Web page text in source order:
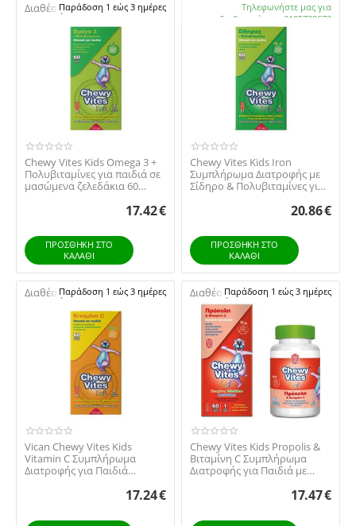
Διαθέσιμο:Παράδοση 1 εώς 3 ημέρες
Chewy Vites Kids Omega 3 +
Πολυβιταμίνες για παιδιά σε
μασώμενα ζελεδάκια 60
17.42€
ΠΡΟΣΘΉΚΗ ΣΤΟ
ΚΑΛΆΘΙ
Τηλεφωνήστε μας για
διαθεσιμότητα 2105738672
Chewy Vites Kids Iron
Συμπλήρωμα Διατροφής με
Σίδηρο & Πολυβιταμίνες για
20.86€
ΠΡΟΣΘΉΚΗ ΣΤΟ
ΚΑΛΆΘΙ
Διαθέσιμο:Παράδοση 1 εώς 3 ημέρες
Vican Chewy Vites Kids
Vitamin C Συμπλήρωμα
Διατροφής για Παιδιά
17.24€
Διαθέσιμο:Παράδοση 1 εώς 3 ημέρες
Chewy Vites Kids Propolis &
Βιταμίνη C Συμπλήρωμα
Διατροφής για Παιδιά με
17.47€